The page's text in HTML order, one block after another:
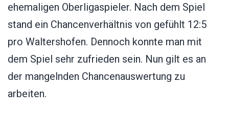
ehemaligen Oberligaspieler. Nach dem Spiel
stand ein Chancenverhältnis von gefühlt 12:5
pro Waltershofen. Dennoch konnte man mit
dem Spiel sehr zufrieden sein. Nun gilt es an
der mangelnden Chancenauswertung zu
arbeiten.